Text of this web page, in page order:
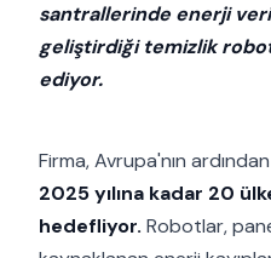
santrallerinde enerji
geliştirdiği temizlik
ediyor.
Firma, Avrupa'nın
2025 yılına kadar 20
hedefliyor. Robotlar,